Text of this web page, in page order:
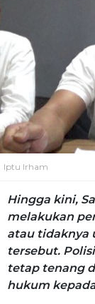
Iptu Irham
Hingga kini,
melakukan
atau tidaknya
tersebut.
tetap tenang
hukum